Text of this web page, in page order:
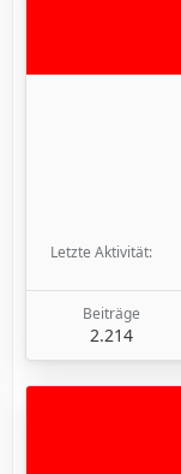
Letzte Aktivität
Beiträge
2.214